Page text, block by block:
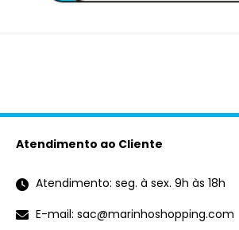
Atendimento ao Cliente
Atendimento: seg. à sex. 9h às 18h
E-mail: sac@marinhoshopping.com